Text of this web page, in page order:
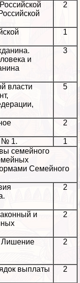
2
1
и
3
власти
5
2
№ 1.
1
семейного
Семейного
2
и
2
Лишение
2
выплаты
2